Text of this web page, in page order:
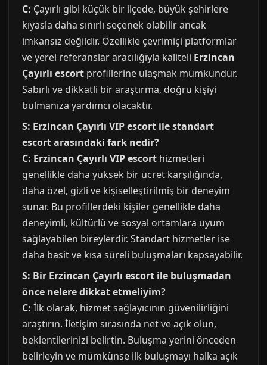
C: Çayırlı gibi küçük bir ilçede, büyük şehirlere
kıyasla daha sınırlı seçenek olabilir ancak
imkansız değildir. Özellikle çevrimiçi platformlar
ve yerel referanslar aracılığıyla kaliteli Erzincan
Çayırlı escort profillerine ulaşmak mümkündür.
Sabırlı ve dikkatli bir araştırma, doğru kişiyi
bulmanıza yardımcı olacaktır.
S: Erzincan Çayırlı VIP escort ile standart
escort arasındaki fark nedir?
C: Erzincan Çayırlı VIP escort hizmetleri
genellikle daha yüksek bir ücret karşılığında,
daha özel, gizli ve kişiselleştirilmiş bir deneyim
sunar. Bu profillerdeki kişiler genellikle daha
deneyimli, kültürlü ve sosyal ortamlara uyum
sağlayabilen bireylerdir. Standart hizmetler ise
daha basit ve kısa süreli buluşmaları kapsayabilir.
S: Bir Erzincan Çayırlı escort ile buluşmadan
önce nelere dikkat etmeliyim?
C: İlk olarak, hizmet sağlayıcının güvenilirliğini
araştırın. İletişim sırasında net ve açık olun,
beklentilerinizi belirtin. Buluşma yerini önceden
belirleyin ve mümkünse ilk buluşmayı halka açık